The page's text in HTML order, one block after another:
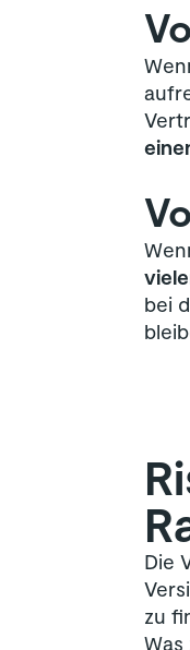
bei
Die
zu